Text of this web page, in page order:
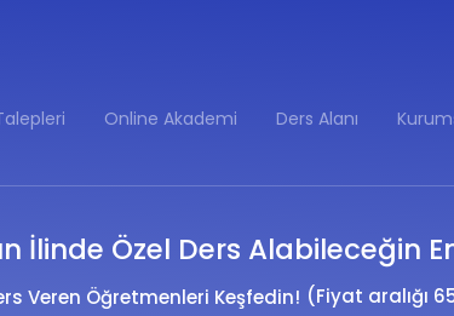
Online Akademi Ders Alanı
İlinde Özel Ders Alabileceğin
Veren Öğretmenleri Keşfedin! (Fiyat aralığı